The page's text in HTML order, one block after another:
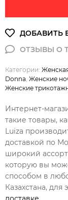
Категории:
Donna Женские
Женские
Интернет-
такие товары,
Luiza
доставкой по
широкий
которую вы
способом в
Казахстана,